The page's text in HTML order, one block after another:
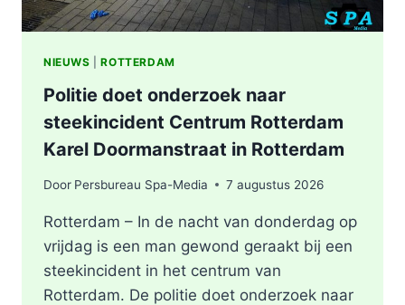
NIEUWS |ROTTERDAM
Politie doet onderzoek naar
steekincident Centrum Rotterdam
Karel Doormanstraat in Rotterdam
Door Persbureau Spa-Media 7 augustus 2026
Rotterdam – In de nacht van donderdag op
vrijdag is een man gewond geraakt bij een
steekincident in het centrum van
Rotterdam. De politie doet onderzoek naar